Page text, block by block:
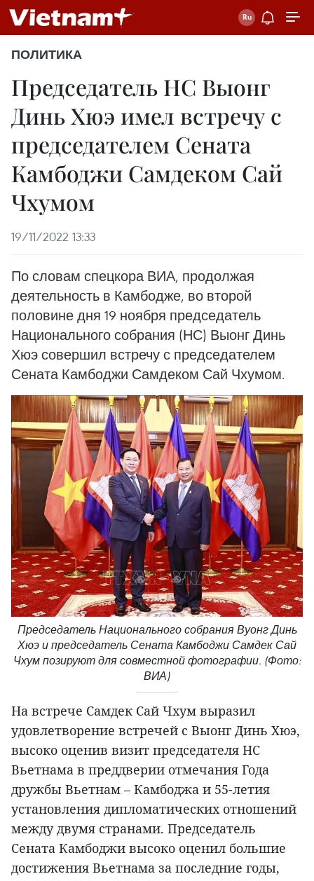
ПОЛИТИКА
Председатель НC Выонг
Динь Хюэ имел встречу с
председателем Сената
Камбоджи Самдеком Сай
Чхумом
19/11/2022 13:33
По словам спецкора ВИА, продолжая
деятельность в Камбодже, во второй
половине дня 19 ноября председатель
Национального собрания (НС) Выонг Динь
Хюэ совершил встречу с председателем
Сената Камбоджи Самдеком Сай Чхумом.
Председатель Национального собрания Вуонг Динь
Хюэ и председатель Сената Камбоджи Самдек Сай
Чхум позируют для совместной фотографии. (Фото:
ВИА)
На встрече Самдек Сай Чхум выразил
удовлетворение встречей с Выонг Динь Хюэ,
высоко оценив визит председателя НС
Вьетнама в преддверии отмечания Года
дружбы Вьетнам – Камбоджа и 55-летия
установления дипломатических отношений
между двумя странами. Председатель
Сената Камбоджи высоко оценил большие
достижения Вьетнама за последние годы,